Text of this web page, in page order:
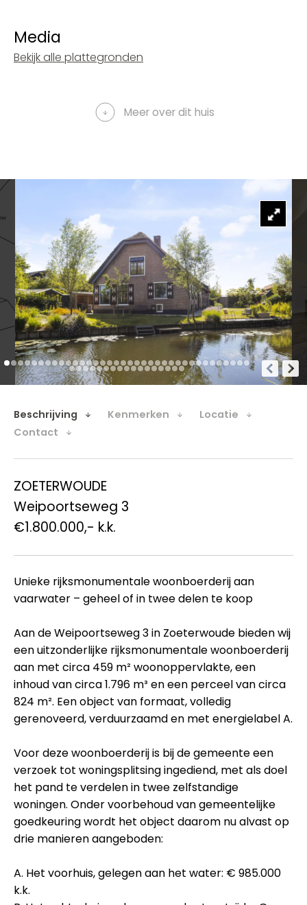
Media
Bekijk alle plattegronden
Meer over dit huis
Beschrijving Kenmerken
Locatie
Contact
ZOETERWOUDE
Weipoortseweg 3
€1.800.000,- k.k.
Unieke rijksmonumentale woonboerderij aan
vaarwater – geheel of in twee delen te koop
Aan de Weipoortseweg 3 in Zoeterwoude bieden wij
een uitzonderlijke rijksmonumentale woonboerderij
aan met circa 459 m² woonoppervlakte, een
inhoud van circa 1.796 m³ en een perceel van circa
824 m². Een object van formaat, volledig
gerenoveerd, verduurzaamd en met energielabel A.
Voor deze woonboerderij is bij de gemeente een
verzoek tot woningsplitsing ingediend, met als doel
het pand te verdelen in twee zelfstandige
woningen. Onder voorbehoud van gemeentelijke
goedkeuring wordt het object daarom nu alvast op
drie manieren aangeboden:
A. Het voorhuis, gelegen aan het water: € 985.000
k.k.